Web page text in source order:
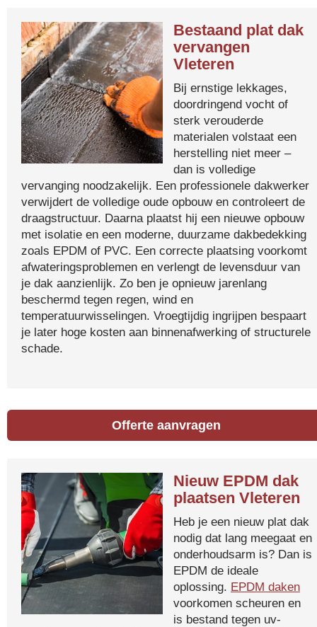
Bestaand plat dak
vervangen
Vleteren
Bij ernstige lekkages,
doordringend vocht of
sterk verouderde
materialen volstaat een
herstelling niet meer –
dan is volledige
vervanging noodzakelijk. Een professionele dakwerker
verwijdert de volledige oude opbouw en controleert de
draagstructuur. Daarna plaatst hij een nieuwe opbouw
met isolatie en een moderne, duurzame dakbedekking
zoals EPDM of PVC. Een correcte plaatsing voorkomt
afwateringsproblemen en verlengt de levensduur van
je dak aanzienlijk. Zo ben je opnieuw jarenlang
beschermd tegen regen, wind en
temperatuurwisselingen. Vroegtijdig ingrijpen bespaart
je later hoge kosten aan binnenafwerking of structurele
schade.
Offerte aanvragen
Nieuw EPDM dak
plaatsen Vleteren
Heb je een nieuw plat dak
nodig dat lang meegaat en
onderhoudsarm is? Dan is
EPDM de ideale
oplossing. EPDM daken
voorkomen scheuren en
is bestand tegen uv-